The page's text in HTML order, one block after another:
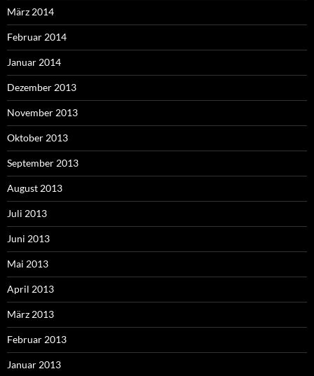
März 2014
Februar 2014
Januar 2014
Dezember 2013
November 2013
Oktober 2013
September 2013
August 2013
Juli 2013
Juni 2013
Mai 2013
April 2013
März 2013
Februar 2013
Januar 2013